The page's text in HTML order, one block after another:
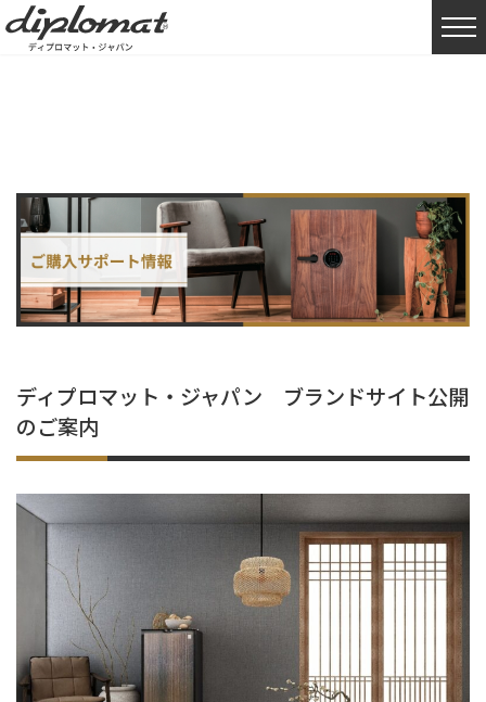
HOME 購入サポート情報 ディプロマット・ジャパン ブ
ディプロマット・ジャパン ブランドサイト公開
のご案内